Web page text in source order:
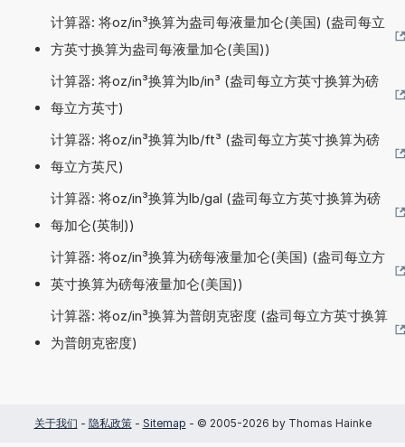
计算器: 将oz/in³换算为盎司每液量加仑(美国) (盎司每立
方英寸换算为盎司每液量加仑(美国))
计算器: 将oz/in³换算为lb/in³ (盎司每立方英寸换算为磅
每立方英寸)
计算器: 将oz/in³换算为lb/ft³ (盎司每立方英寸换算为磅
每立方英尺)
计算器: 将oz/in³换算为lb/gal (盎司每立方英寸换算为磅
每加仑(英制))
计算器: 将oz/in³换算为磅每液量加仑(美国) (盎司每立方
英寸换算为磅每液量加仑(美国))
计算器: 将oz/in³换算为普朗克密度 (盎司每立方英寸换算
为普朗克密度)
关于我们 - 隐私政策- Sitemap - © 2005-2026 by Thomas Hainke